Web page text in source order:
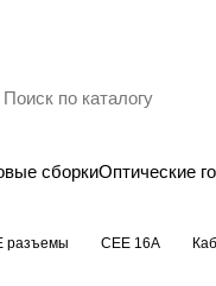
сборкиОптические
разъемы CEE 16A